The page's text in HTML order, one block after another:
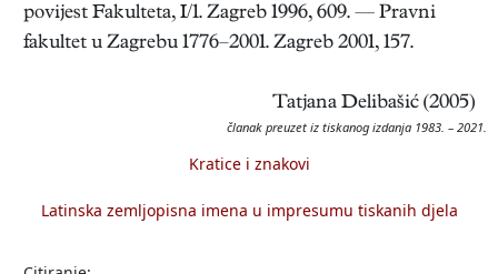
povijest Fakulteta, I/1. Zagreb 1996, 609. — Pravni
fakultet u Zagrebu 1776–2001. Zagreb 2001, 157.
Tatjana Delibašić (2005)
članak preuzet iz tiskanog izdanja 1983. – 2021.
Kratice i znakovi
Latinska zemljopisna imena u impresumu tiskanih djela